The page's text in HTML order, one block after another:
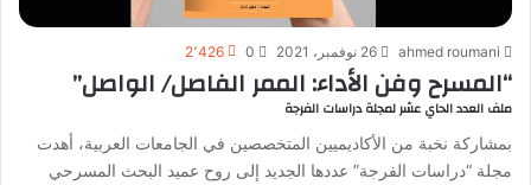
ahmed roumani 26 نوفمبر، 2021 0 2٬426
“المسرح وفن الأداء: الممر الفاصل/ الواصل”
ملف العدد الحاي عشر لمجلة دراسات الفرجة
بمشاركة نخبة من الأكاديميين المتخصصين في الجامعات العربية، أهدت
مجلة “دراسات الفرجة” عددها الجديد إلى روح عميد البحث المسرحي